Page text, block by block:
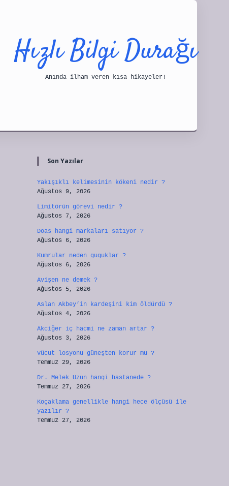
Hızlı Bilgi Durağı
Anında ilham veren kısa hikayeler!
Sidebar
Son Yazılar
Yakışıklı kelimesinin kökeni nedir ?
Ağustos 9, 2026
Limitörün görevi nedir ?
Ağustos 7, 2026
Doas hangi markaları satıyor ?
Ağustos 6, 2026
Kumrular neden guguklar ?
Ağustos 6, 2026
Avişen ne demek ?
Ağustos 5, 2026
Aslan Akbey’in kardeşini kim öldürdü ?
Ağustos 4, 2026
Akciğer iç hacmi ne zaman artar ?
Ağustos 3, 2026
Vücut losyonu güneşten korur mu ?
Temmuz 29, 2026
Dr. Melek Uzun hangi hastanede ?
Temmuz 27, 2026
Koçaklama genellikle hangi hece ölçüsü ile
yazılır ?
Temmuz 27, 2026